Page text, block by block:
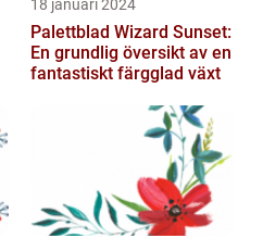
18 januari 2024
Palettblad Wizard Sunset:
En grundlig översikt av en
fantastiskt färgglad växt